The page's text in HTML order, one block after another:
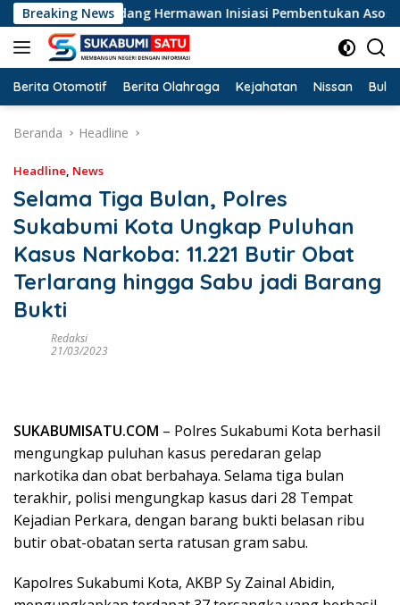
Langsung
ke
konten
Breaking News
Dadang Hermawan Inisiasi Pembentukan Asosiasi BPJS
Berita Otomotif Berita Olahraga Kejahatan Nissan
Beranda Headline
Headline, News
Selama Tiga Bulan, Polres
Sukabumi Kota Ungkap Puluhan
Kasus Narkoba: 11.221 Butir Obat
Terlarang hingga Sabu jadi Barang
Bukti
Redaksi
21/03/2023
SUKABUMISATU.COM – Polres Sukabumi Kota berhasil
mengungkap puluhan kasus peredaran gelap
narkotika dan obat berbahaya. Selama tiga bulan
terakhir, polisi mengungkap kasus dari 28 Tempat
Kejadian Perkara, dengan barang bukti belasan ribu
butir obat-obatan serta ratusan gram sabu.
Kapolres Sukabumi Kota, AKBP Sy Zainal Abidin,